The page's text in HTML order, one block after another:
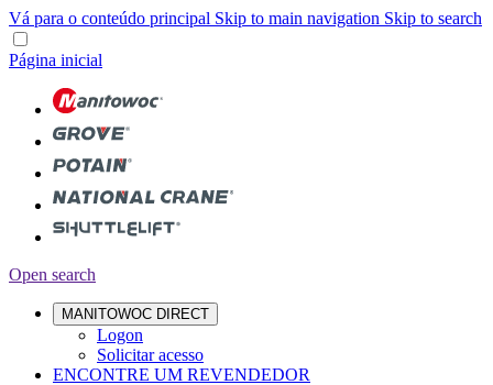
Vá para o conteúdo principal Skip to main navigation Skip to search
Página inicial
Open search
MANITOWOC DIRECT
Logon
Solicitar acesso
ENCONTRE UM REVENDEDOR